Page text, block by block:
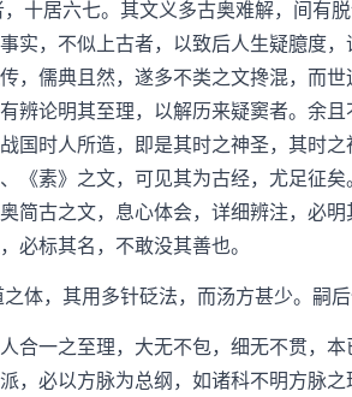
居六七。其文义多古奥难解，间有
实，不似上古者，以致后人生疑臆度
，儒典且然，遂多不类之文搀混，而
辨论明其至理，以解历来疑窦者。余
国时人所造，即是其时之神圣，其时
素》之文，可见其为古经，尤足征
简古之文，息心体会，详细辨注，必
必标其名，不敢没其善也。
，其用多针砭法，而汤方甚少。嗣后
一之至理，大无不包，细无不贯，
，必以方脉为总纲，如诸科不明方脉